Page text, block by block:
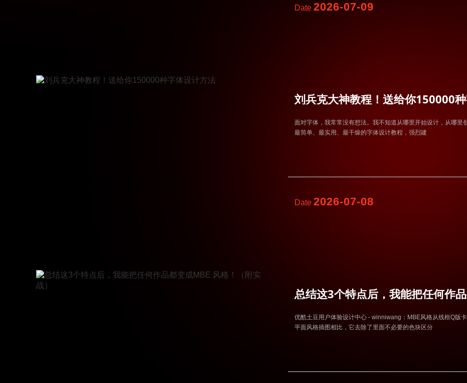
Date2026-07-09
刘兵克大神教程！送给你150000
面对字体，我常常没有想法。我不知道从哪里开始设计，从哪
最简单、最实用、最干燥的字体设计教程，强烈建
Date2026-07-08
总结这3个特点后，我能把任何作
优酷土豆用户体验设计中心 - winniwang：MBE风格从线框Q版
平面风格插图相比，它去除了里面不必要的色块区分